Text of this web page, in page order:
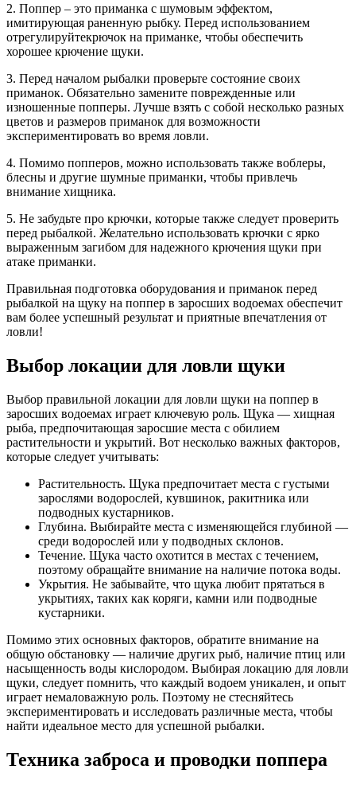
2. Поппер – это приманка с шумовым эффектом,
имитирующая раненную рыбку. Перед использованием
отрегулируйтекрючок на приманке, чтобы обеспечить
хорошее крючение щуки.
3. Перед началом рыбалки проверьте состояние своих
приманок. Обязательно замените поврежденные или
изношенные попперы. Лучше взять с собой несколько разных
цветов и размеров приманок для возможности
экспериментировать во время ловли.
4. Помимо попперов, можно использовать также воблеры,
блесны и другие шумные приманки, чтобы привлечь
внимание хищника.
5. Не забудьте про крючки, которые также следует проверить
перед рыбалкой. Желательно использовать крючки с ярко
выраженным загибом для надежного крючения щуки при
атаке приманки.
Правильная подготовка оборудования и приманок перед
рыбалкой на щуку на поппер в заросших водоемах обеспечит
вам более успешный результат и приятные впечатления от
ловли!
Выбор локации для ловли щуки
Выбор правильной локации для ловли щуки на поппер в
заросших водоемах играет ключевую роль. Щука — хищная
рыба, предпочитающая заросшие места с обилием
растительности и укрытий. Вот несколько важных факторов,
которые следует учитывать:
Растительность. Щука предпочитает места с густыми
зарослями водорослей, кувшинок, ракитника или
подводных кустарников.
Глубина. Выбирайте места с изменяющейся глубиной —
среди водорослей или у подводных склонов.
Течение. Щука часто охотится в местах с течением,
поэтому обращайте внимание на наличие потока воды.
Укрытия. Не забывайте, что щука любит прятаться в
укрытиях, таких как коряги, камни или подводные
кустарники.
Помимо этих основных факторов, обратите внимание на
общую обстановку — наличие других рыб, наличие птиц или
насыщенность воды кислородом. Выбирая локацию для ловли
щуки, следует помнить, что каждый водоем уникален, и опыт
играет немаловажную роль. Поэтому не стесняйтесь
экспериментировать и исследовать различные места, чтобы
найти идеальное место для успешной рыбалки.
Техника заброса и проводки поппера